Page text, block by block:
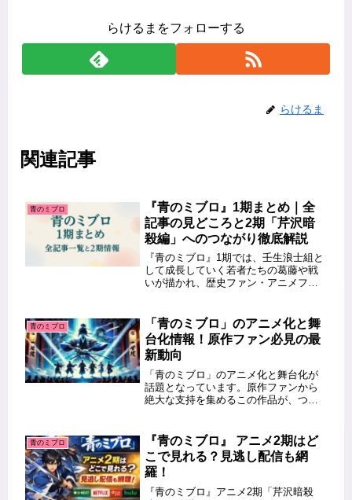
らけるまをフォローする
らけるま
関連記事
青のミブロ
『青のミブロ』1期まとめ｜全
記事の見どころと2期「芹沢暗
殺編」へのつながり徹底解説
『青のミブロ』1期では、壬生浪士組と
して成長していく若者たちの葛藤や戦
いが描かれ、歴史ファン・アニメファ
きた1期の記事をまとめて紹介しつつ、
物語がどのように2期「芹沢暗殺編...
青のミブロ
「青のミブロ」のアニメ化と舞
台化情報！原作ファン必見の最
新動向
「青のミブロ」のアニメ化と舞台化が
話題となっています。原作ファンから
絶大な支持を集めるこの作品が、つい
制作陣の情報、舞台化の詳細なスケジ
ュールやキャストについて徹底解説し
ま...
青のミブロ
『青のミブロ』 アニメ2期はど
こで見れる？見逃し配信も網
羅！
『青のミブロ』アニメ2期「芹沢暗殺